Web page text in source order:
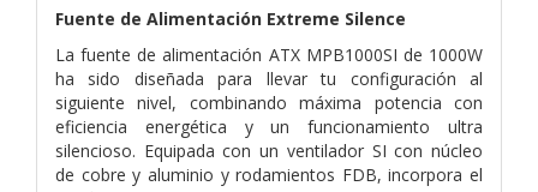
Fuente de Alimentación Extreme Silence
La fuente de alimentación ATX MPB1000SI de 1000W
ha sido diseñada para llevar tu configuración al
siguiente nivel, combinando máxima potencia con
eficiencia energética y un funcionamiento ultra
silencioso. Equipada con un ventilador SI con núcleo
de cobre y aluminio y rodamientos FDB, incorpora el